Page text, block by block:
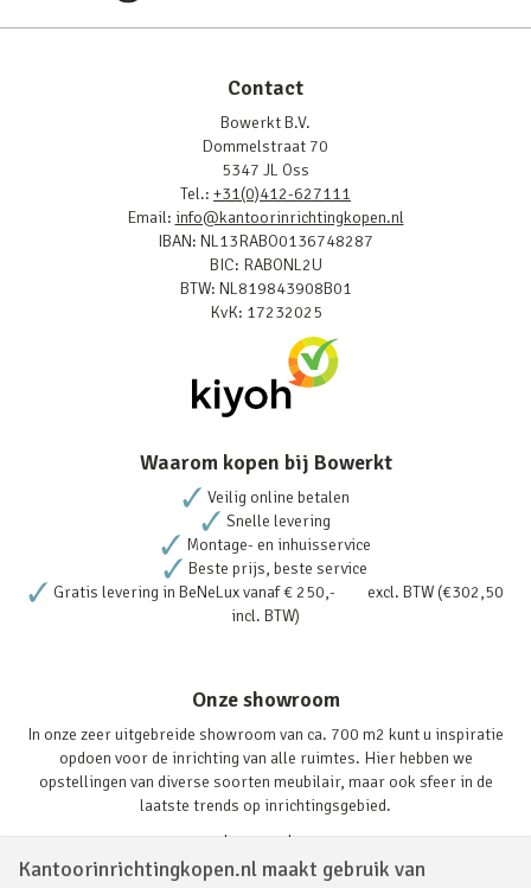
Kantoorinrichtingkopen.nl maakt gebruik van
Contact
Bowerkt B.V.
Dommelstraat 70
5347 JL Oss
Tel.: +31(0)412-627111
Email: info@kantoorinrichtingkopen.nl
IBAN: NL13RABO0136748287
BIC: RABONL2U
BTW: NL819843908B01
KvK: 17232025
Waarom kopen bij Bowerkt
Veilig online betalen
Snelle levering
Montage- en inhuisservice
Beste prijs, beste service
Gratis levering in BeNeLux vanaf € 250,- excl. BTW (€302,50
incl. BTW)
Onze showroom
In onze zeer uitgebreide showroom van ca. 700 m2 kunt u inspiratie
opdoen voor de inrichting van alle ruimtes. Hier hebben we
opstellingen van diverse soorten meubilair, maar ook sfeer in de
laatste trends op inrichtingsgebied.
Lees verder